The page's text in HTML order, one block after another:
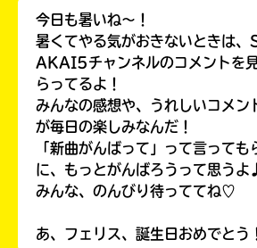
今日も暑いね〜！
暑くてやる気がおきないときは、
AKAI5チャンネルのコメントを
らってるよ！
みんなの感想や、うれしいコメン
が毎日の楽しみなんだ！
「新曲がんばって」って言っても
に、もっとがんばろうって思う
みんな、のんびり待っててね♡
あ、フェリス、誕生日おめでとう